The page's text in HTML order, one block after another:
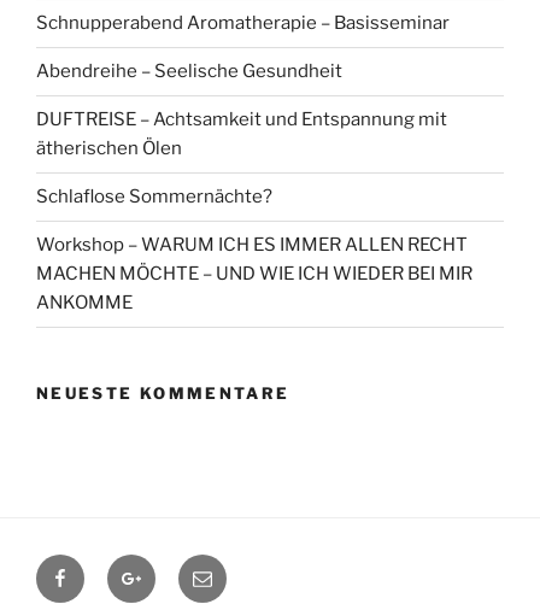
Schnupperabend Aromatherapie – Basisseminar
Abendreihe – Seelische Gesundheit
DUFTREISE – Achtsamkeit und Entspannung mit
ätherischen Ölen
Schlaflose Sommernächte?
Workshop – WARUM ICH ES IMMER ALLEN RECHT
MACHEN MÖCHTE – UND WIE ICH WIEDER BEI MIR
ANKOMME
NEUESTE KOMMENTARE
FacebookGoogle+Contact